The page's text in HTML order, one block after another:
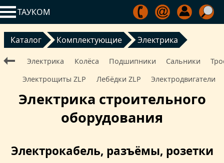
ТАУКОМ
Каталог Комплектующие Электрика
Электрика Колёса Подшипники Сальники
Электрощиты ZLP
Лебёдки ZLP Электро­двигатели
Электрика строительного
оборудования
Электрокабель, разъёмы, розетки